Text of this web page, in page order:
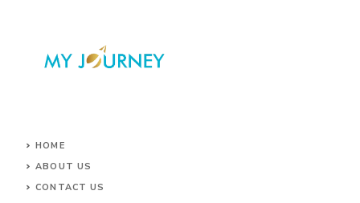
HOME
ABOUT US
CONTACT US